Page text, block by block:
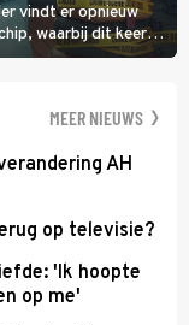
vindt er opnieuw
waarbij dit keer
Marlowe de dader
MEER NIEUWS
AH
op televisie?
'Ik hoopte
op me'